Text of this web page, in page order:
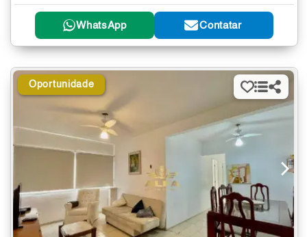
WhatsApp Contatar
Oportunidade